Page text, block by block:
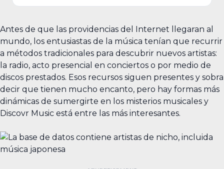
Antes de que las providencias del Internet llegaran al
mundo, los entusiastas de la música tenían que recurrir
a métodos tradicionales para descubrir nuevos artistas:
la radio, acto presencial en conciertos o por medio de
discos prestados. Esos recursos siguen presentes y sobra
decir que tienen mucho encanto, pero hay formas más
dinámicas de sumergirte en los misterios musicales y
Discovr Music está entre las más interesantes.